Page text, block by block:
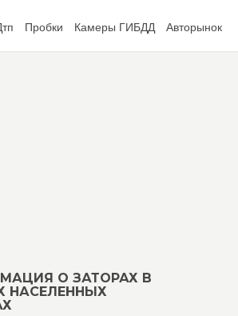
Пробки Камеры ГИБДД Авторынок
О ЗАТОРАХ В
НАСЕЛЕННЫХ